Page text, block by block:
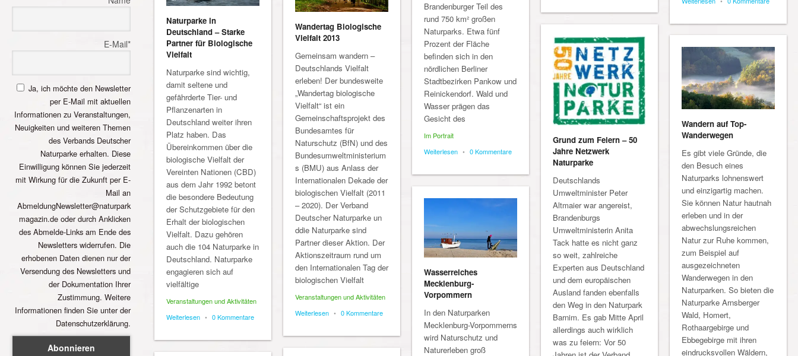
E-Mail*
Ja, ich möchte den Newsletter
per E-Mail mit aktuellen
Informationen zu Veranstaltungen,
Neuigkeiten und weiteren Themen
des Verbands Deutscher
Naturparke erhalten. Diese
Einwilligung können Sie jederzeit
mit Wirkung für die Zukunft per E-
Mail an
AbmeldungNewsletter@naturpark
magazin.de oder durch Anklicken
des Abmelde-Links am Ende des
Newsletters widerrufen. Die
erhobenen Daten dienen nur der
Versendung des Newsletters und
der Dokumentation Ihrer
Zustimmung. Weitere
Informationen finden Sie unter der
Datenschutzerklärung.
Brandenburger Teil des
rund 750 km² großen
Naturparks. Etwa fünf
Prozent der Fläche
befinden sich in den
nördlichen Berliner
Stadtbezirken Pankow und
Reinickendorf. Wald und
Wasser prägen das
Gesicht des
Im Portrait
Weiterlesen • 0 Kommentare
Wandertag Biologische
Vielfalt 2013
Gemeinsam wandern –
Deutschlands Vielfalt
erleben! Der bundesweite
„Wandertag biologische
Vielfalt“ ist ein
Gemeinschaftsprojekt des
Bundesamtes für
Naturschutz (BfN) und des
Bundesumweltministerium
s (BMU) aus Anlass der
Internationalen Dekade der
biologischen Vielfalt (2011
– 2020). Der Verband
Deutscher Naturparke un
ddie Naturparke sind
Partner dieser Aktion. Der
Aktionszeitraum rund um
den Internationalen Tag der
biologischen Vielfalt
Veranstaltungen und Aktivitäten
Weiterlesen • 0 Kommentare
Naturparke in
Deutschland – Starke
Partner für Biologische
Vielfalt
Naturparke sind wichtig,
damit seltene und
gefährderte Tier- und
Pflanzenarten in
Deutschland weiter ihren
Platz haben. Das
Übereinkommen über die
biologische Vielfalt der
Vereinten Nationen (CBD)
aus dem Jahr 1992 betont
die besondere Bedeutung
der Schutzgebiete für den
Erhalt der biologischen
Vielfalt. Dazu gehören
auch die 104 Naturparke in
Deutschland. Naturparke
engagieren sich auf
vielfältige
Veranstaltungen und Aktivitäten
Weiterlesen • 0 Kommentare
Grund zum Feiern – 50
Jahre Netzwerk
Naturparke
Deutschlands
Umweltminister Peter
Altmaier war angereist,
Brandenburgs
Umweltministerin Anita
Tack hatte es nicht ganz
so weit, zahlreiche
Experten aus Deutschland
und dem europäischen
Ausland fanden ebenfalls
den Weg in den Naturpark
Barnim. Es gab Mitte April
allerdings auch wirklich
was zu feiern: Vor 50
Wandern auf Top-
Wanderwegen
Es gibt viele Gründe, die
den Besuch eines
Naturparks lohnenswert
und einzigartig machen.
Sie können Natur hautnah
erleben und in der
abwechslungsreichen
Natur zur Ruhe kommen,
zum Beispiel auf
ausgezeichneten
Wanderwegen in den
Naturparken. So bieten die
Naturparke Arnsberger
Wald, Homert,
Rothaargebirge und
Ebbegebirge mit ihren
eindrucksvollen Wäldern,
Wasserreiches
Mecklenburg-
Vorpommern
In den Naturparken
Mecklenburg-Vorpommerns
wird Naturschutz und
Naturerleben groß